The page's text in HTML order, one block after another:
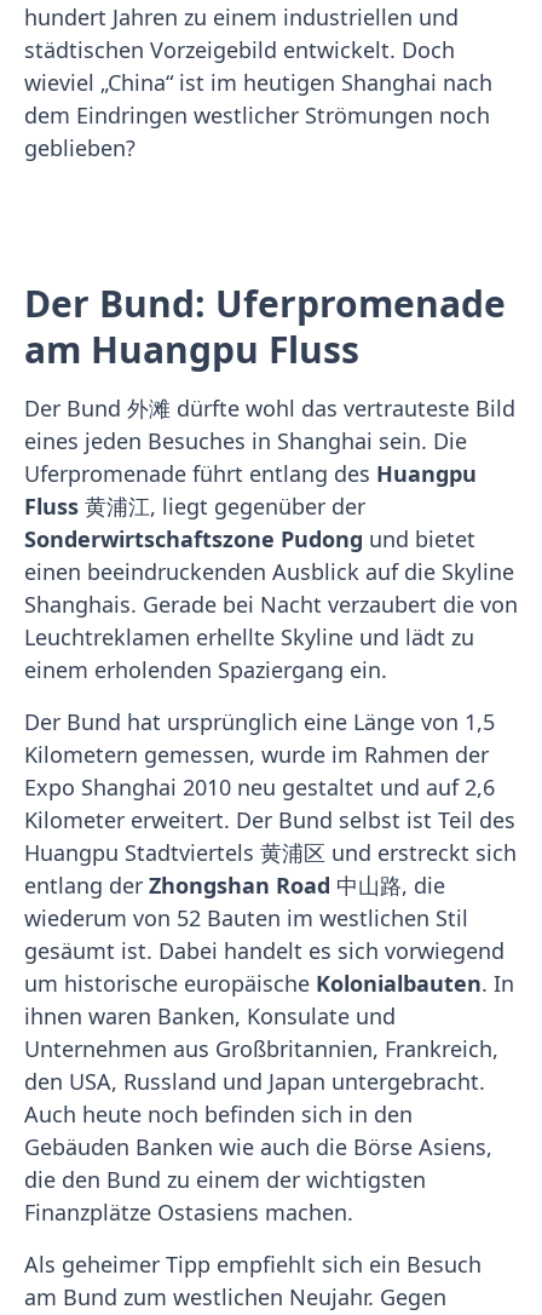
hundert Jahren zu einem industriellen und
städtischen Vorzeigebild entwickelt. Doch
wieviel „China“ ist im heutigen Shanghai nach
dem Eindringen westlicher Strömungen noch
geblieben?
Der Bund: Uferpromenade
am Huangpu Fluss
Der Bund 外滩 dürfte wohl das vertrauteste Bild
eines jeden Besuches in Shanghai sein. Die
Uferpromenade führt entlang des Huangpu
Fluss 黄浦江, liegt gegenüber der
Sonderwirtschaftszone Pudong und bietet
einen beeindruckenden Ausblick auf die Skyline
Shanghais. Gerade bei Nacht verzaubert die von
Leuchtreklamen erhellte Skyline und lädt zu
einem erholenden Spaziergang ein.
Der Bund hat ursprünglich eine Länge von 1,5
Kilometern gemessen, wurde im Rahmen der
Expo Shanghai 2010 neu gestaltet und auf 2,6
Kilometer erweitert. Der Bund selbst ist Teil des
Huangpu Stadtviertels 黄浦区 und erstreckt sich
entlang der Zhongshan Road 中山路, die
wiederum von 52 Bauten im westlichen Stil
gesäumt ist. Dabei handelt es sich vorwiegend
um historische europäische Kolonialbauten. In
ihnen waren Banken, Konsulate und
Unternehmen aus Großbritannien, Frankreich,
den USA, Russland und Japan untergebracht.
Auch heute noch befinden sich in den
Gebäuden Banken wie auch die Börse Asiens,
die den Bund zu einem der wichtigsten
Finanzplätze Ostasiens machen.
Als geheimer Tipp empfiehlt sich ein Besuch
am Bund zum westlichen Neujahr. Gegen